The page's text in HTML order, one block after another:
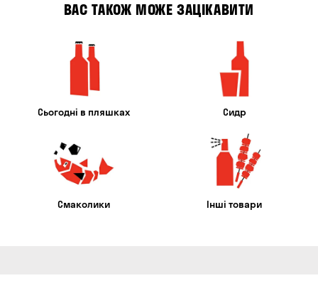
ВАС ТАКОЖ МОЖЕ ЗАЦІКАВИТИ
Сьогодні в пляшках Сидр
Смаколики Інші товари